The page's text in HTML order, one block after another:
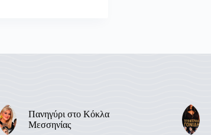
Πανηγύρι στο Κόκλα
Μεσσηνίας